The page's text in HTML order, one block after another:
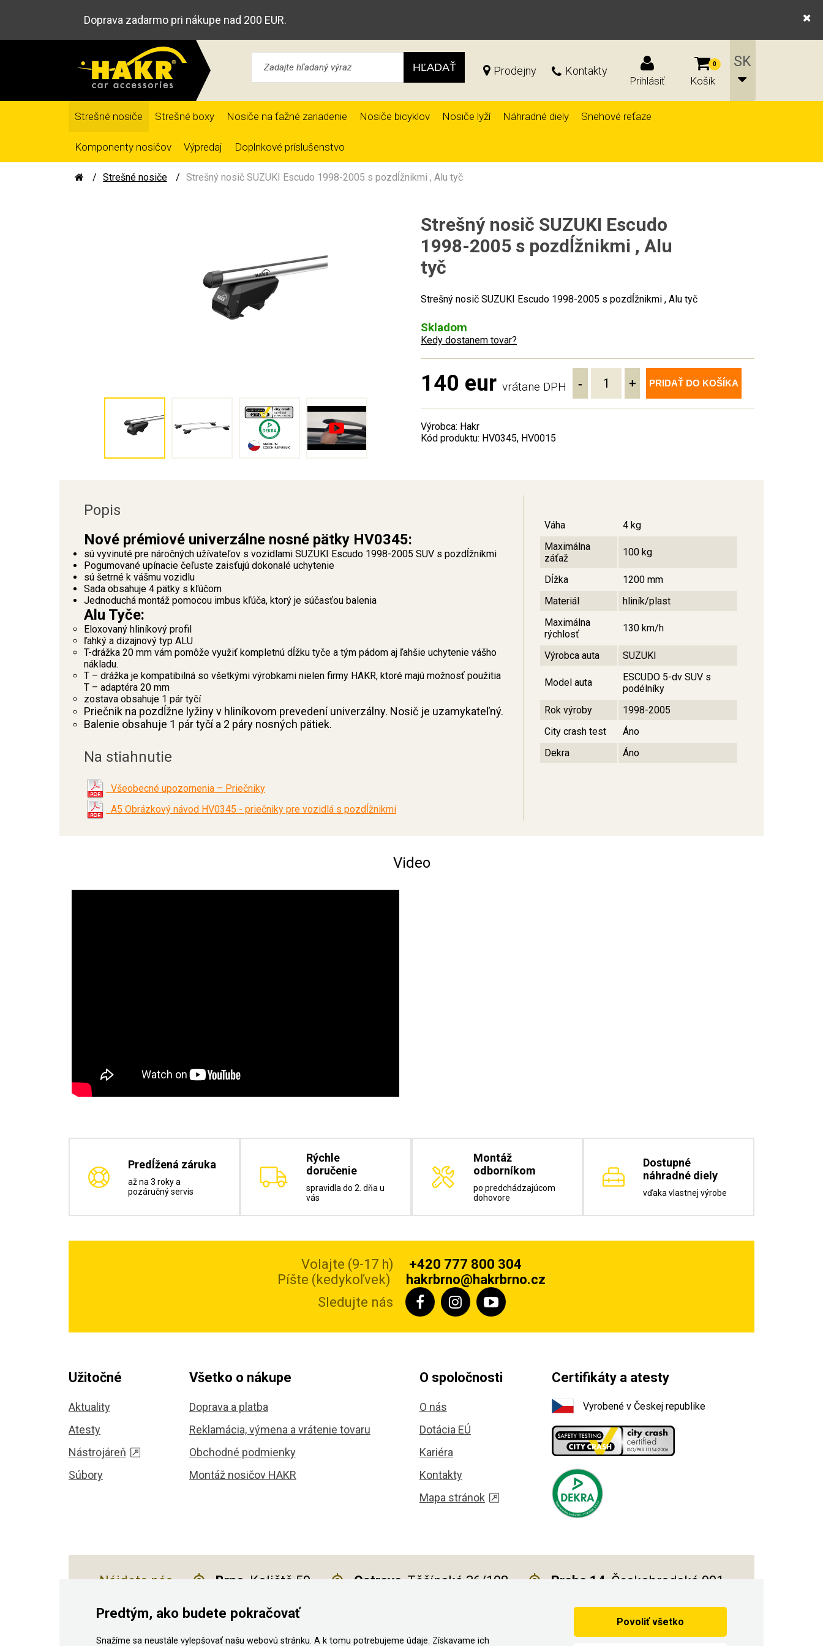
Doprava zadarmo pri nákupe nad 200 EUR.
HĽADAŤ Prodejny Kontakty
Prihlásiť
0
Košík
Strešné nosiče Strešné boxy Nosiče na ťažné zariadenie Nosiče bicyklov Nosiče lyží Náhradné diely Snehové reťaze
Komponenty nosičov Výpredaj Doplnkové príslušenstvo
Strešné nosiče Strešný nosič SUZUKI Escudo 1998-2005 s pozdĺžnikmi , Alu tyč
Strešný nosič SUZUKI Escudo
1998-2005 s pozdĺžnikmi , Alu
tyč
Strešný nosič SUZUKI Escudo 1998-2005 s pozdĺžnikmi , Alu tyč
Skladom
Kedy dostanem tovar?
140 eur vrátane DPH - + PRIDAŤ DO KOŠÍKA
Výrobca: Hakr
Kód produktu: HV0345, HV0015
Popis
Nové prémiové univerzálne nosné pätky HV0345:
sú vyvinuté pre náročných užívateľov s vozidlami SUZUKI Escudo 1998-2005 SUV s pozdĺžnikmi
Pogumované upínacie čeľuste zaisťujú dokonalé uchytenie
sú šetrné k vášmu vozidlu
Sada obsahuje 4 pätky s kľúčom
Jednoduchá montáž pomocou imbus kľúča, ktorý je súčasťou balenia
Alu Tyče:
Eloxovaný hliníkový profil
ľahký a dizajnový typ ALU
T-drážka 20 mm vám pomôže využiť kompletnú dĺžku tyče a tým pádom aj ľahšie uchytenie vášho
nákladu.
T – drážka je kompatibilná so všetkými výrobkami nielen firmy HAKR, ktoré majú možnosť použitia
T – adaptéra 20 mm
zostava obsahuje 1 pár tyčí
Priečnik na pozdĺžne lyžiny v hliníkovom prevedení univerzálny. Nosič je uzamykateľný.
Balenie obsahuje 1 pár tyčí a 2 páry nosných pätiek.
Na stiahnutie
Všeobecné upozornenia – Priečniky
A5 Obrázkový návod HV0345 - priečniky pre vozidlá s pozdĺžnikmi
Váha
4 kg
Maximálna
záťaž
100 kg
Dĺžka
1200 mm
Materiál
hliník/plast
Maximálna
rýchlosť
130 km/h
Výrobca auta SUZUKI
Model auta
ESCUDO 5-dv SUV s
podélníky
Rok výroby
1998-2005
City crash test
Áno
Dekra
Áno
Video
Predĺžená záruka
až na 3 roky a
pozáručný servis
Rýchle
doručenie
spravidla do 2. dňa u
vás
Montáž
odborníkom
po predchádzajúcom
dohovore
Dostupné
náhradné diely
vďaka vlastnej výrobe
Volajte (9-17 h)
+420 777 800 304
Píšte (kedykoľvek)
hakrbrno@hakrbrno.cz
Sledujte nás
Užitočné
Aktuality
Atesty
Nástrojáreň
Súbory
Všetko o nákupe
Doprava a platba
Reklamácia, výmena a vrátenie tovaru
Obchodné podmienky
Montáž nosičov HAKR
O spoločnosti
O nás
Dotácia EÚ
Kariéra
Kontakty
Mapa stránok
Certifikáty a atesty
Vyrobené v Českej republike
Nájdete nás Brno, Koliště 59 Ostrava, Těšínská 36/108 Praha 14, Českobrodská 901
Predtým, ako budete pokračovať
Snažíme sa neustále vylepšovať našu webovú stránku. A k tomu potrebujeme údaje. Získavame ich
Povoliť všetko